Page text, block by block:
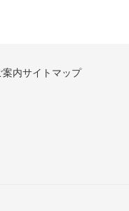
案内サイトマップ